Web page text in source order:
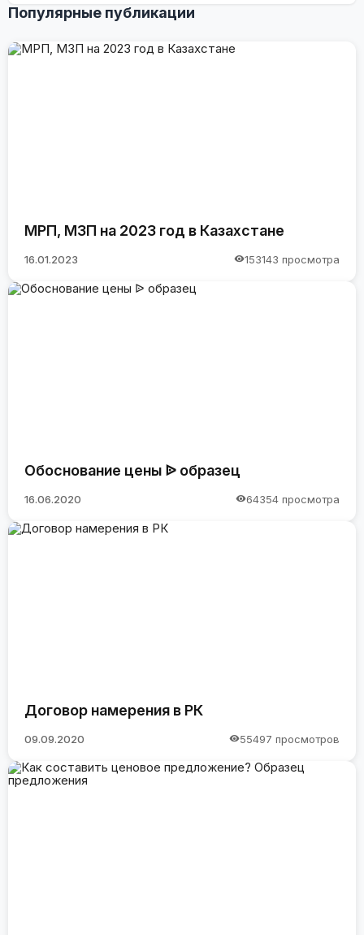
Популярные публикации
МРП, МЗП на 2023 год в Казахстане
16.01.2023 153143 просмотра
Обоснование цены ᐉ образец
16.06.2020 64354 просмотра
Договор намерения в РК
09.09.2020 55497 просмотров